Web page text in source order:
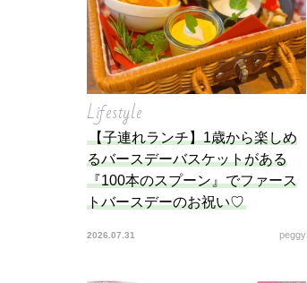
Lifestyle
【子連れランチ】1歳から楽しめ
るバースデーバスケットがある
『100本のスプーン』でファース
トバースデーのお祝い♡
2026.07.31 peggy